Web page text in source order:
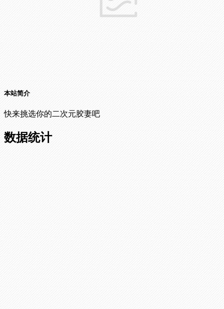
本站简介
快来挑选你的二次元胶妻吧
数据统计